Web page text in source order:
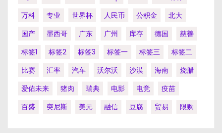
万科
专业 世界杯 人民币 公积金
北大
国产
墨西哥 广东 广州 库存 德国
慈善
标签1
标签2 标签3 标签一 标签三
标签二
比赛
汇率 汽车 沃尔沃 沙漠 海南
烧腊
爱佑未来
猪肉 瑞典 电影 电竞
疫苗
百盛
突尼斯 美元 融信 豆腐 贸易 限购